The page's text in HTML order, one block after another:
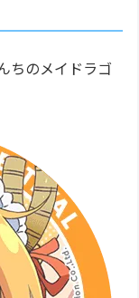
ちのメイドラゴ